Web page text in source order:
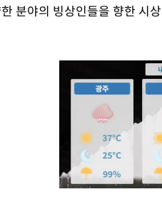
분야의 빙상인들을 향한 시